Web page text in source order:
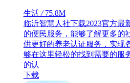
生活 /75.8M
临沂智慧人社下载2023官方最
的便民服务，能够了解更多的
供更好的养老认证服务，实现
够在这里轻松的找到需要的服
的认
下载